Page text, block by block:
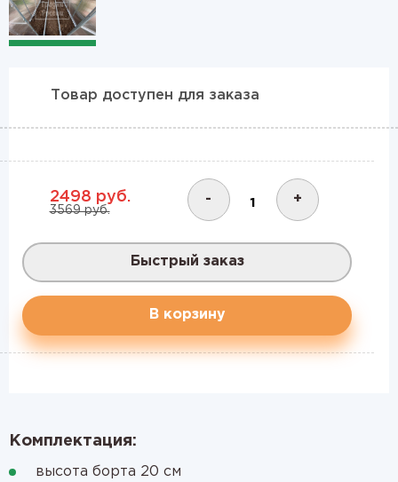
Товар доступен для заказа
2498 руб.
3569 руб.
- +
Быстрый заказ
В корзину
Комплектация:
высота борта 20 см